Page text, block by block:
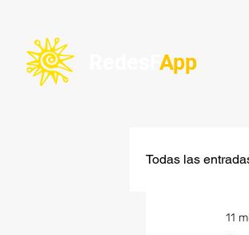
App
Todas las
Miremos11